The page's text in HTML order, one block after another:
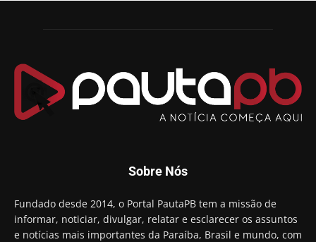
Sobre Nós
Fundado desde 2014, o Portal PautaPB tem a missão de
informar, noticiar, divulgar, relatar e esclarecer os assuntos
e notícias mais importantes da Paraíba, Brasil e mundo, com